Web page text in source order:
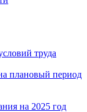
труда
плановый период
на 2025 год